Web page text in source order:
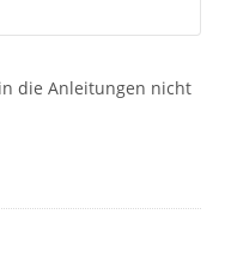
die Anleitungen nicht